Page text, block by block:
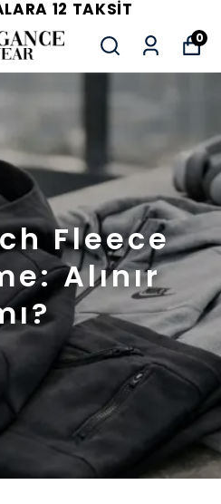
12 TAKSIT
0
Fleece
Alınır